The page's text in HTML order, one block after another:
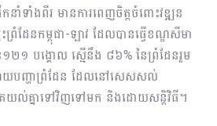
កនាំទាំងពីរ មានការពេញចិត្តចំពោះវឌ្ឍន
រំដែនកម្ពុជា-ឡាវ ដែលបានធ្វើខណ្ឌសីមា
២១ បង្គោល ស្មើនឹង ៨៦% នៃព្រំដែនរួម
ាយបញ្ហា​ព្រំដែន ដែល​នៅសេសសល់
ល់គ្នាទៅវិញទៅមក និងដោយសន្តិវិធី។